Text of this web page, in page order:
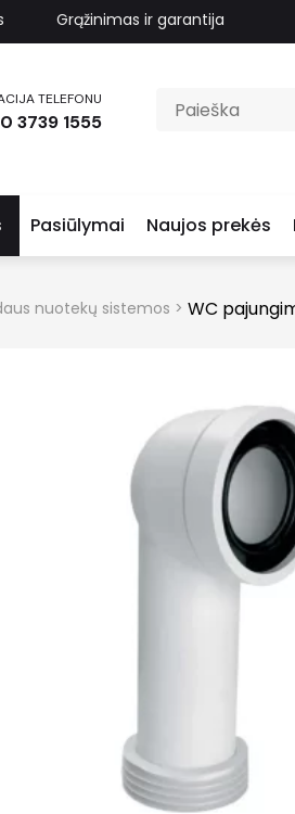
Grąžinimas ir garantija
TELEFONU
3739 1555
Pasiūlymai Naujos prekės
nuotekų sistemos > WC